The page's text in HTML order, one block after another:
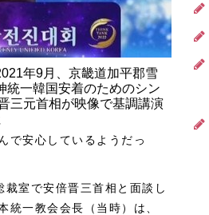
年9月、京畿道加平郡雪
統一韓国安着のためのシン
三元首相が映像で基調講演
で安心しているようだっ
室で安倍晋三首相と面談し
統一教会会長（当時）は、